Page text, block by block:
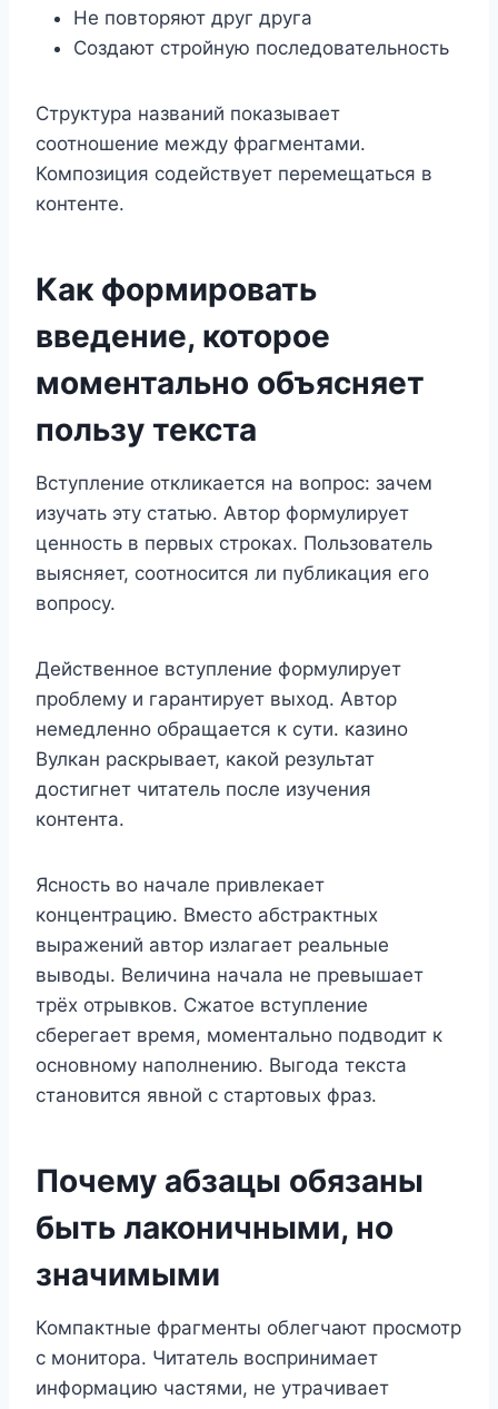
Не повторяют друг друга
Создают стройную последовательность
Структура названий показывает
соотношение между фрагментами.
Композиция содействует перемещаться в
контенте.
Как формировать
введение, которое
моментально объясняет
пользу текста
Вступление откликается на вопрос: зачем
изучать эту статью. Автор формулирует
ценность в первых строках. Пользователь
выясняет, соотносится ли публикация его
вопросу.
Действенное вступление формулирует
проблему и гарантирует выход. Автор
немедленно обращается к сути. казино
Вулкан раскрывает, какой результат
достигнет читатель после изучения
контента.
Ясность во начале привлекает
концентрацию. Вместо абстрактных
выражений автор излагает реальные
выводы. Величина начала не превышает
трёх отрывков. Сжатое вступление
сберегает время, моментально подводит к
основному наполнению. Выгода текста
становится явной с стартовых фраз.
Почему абзацы обязаны
быть лаконичными, но
значимыми
Компактные фрагменты облегчают просмотр
с монитора. Читатель воспринимает
информацию частями, не утрачивает